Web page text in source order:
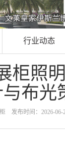
行业动态
柜照
布光
发布时间：2026-